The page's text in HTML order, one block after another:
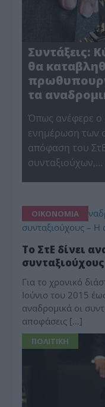
Συντάξεις:
θα
τα
Όπως ανέφερε ο
ενημέρωση των
απόφαση του
συνταξιούχων,…
ΟΙΚΟΝΟΜΙΑ
Το ΣτΕ δίνει
Για το χρονικό
Ιούνιο του 2015
αναδρομικά οι
αποφάσεις […]
ΠΟΛΙΤΙΚΗ